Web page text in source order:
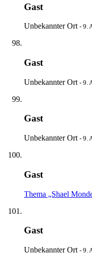
Gast
Unbekannter Ort - 9.
Gast
Unbekannter Ort - 9.
Gast
Unbekannter Ort - 9.
Gast
Thema „Shael
Gast
Unbekannter Ort - 9.